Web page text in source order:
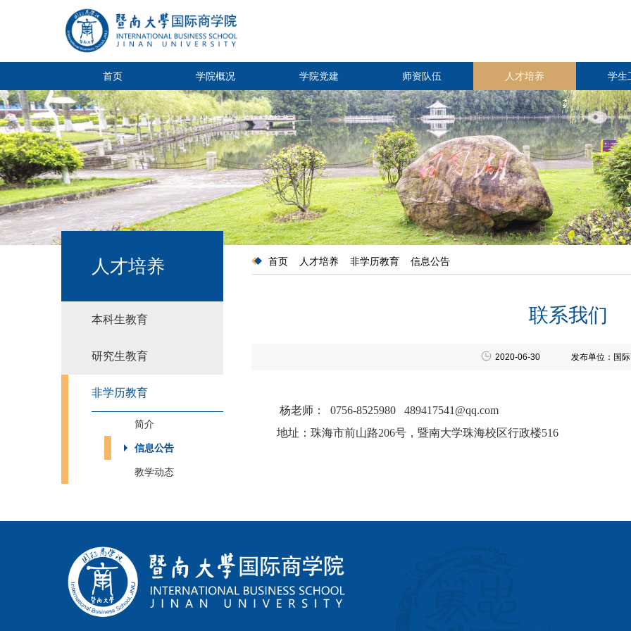
首页 学院概况 学院党建 师资队伍 人才培养 学生
人才培养
本科生教育
研究生教育
非学历教育
简介
信息公告
教学动态
首页 人才培养 非学历教育 信息公告
联系我们
2020-06-30 发布单位：国
杨老师： 0756-8525980
489417541@qq.com
地址：珠海市前山路206号，暨南大学珠海校区行政楼516